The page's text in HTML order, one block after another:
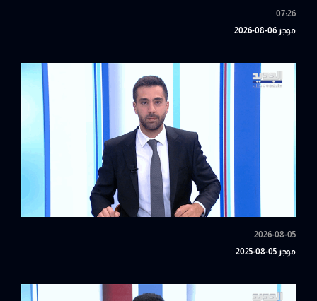
07:26
موجز 06-08-2026
2026-08-05
موجز 05-08-2025